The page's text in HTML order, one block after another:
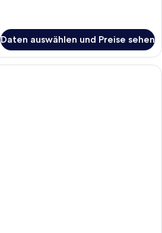
Daten auswählen und Preise sehen